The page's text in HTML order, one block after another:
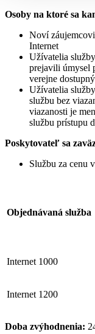
Osoby na ktoré sa
Noví
Internet
Užívatelia
prejavili úmysel
verejne
Užívatelia
službu bez
viazanosti je
službu prístupu
Poskytovateľ sa
Službu za cenu
Objednávaná služba
Internet 1000
Internet 1200
Doba zvýhodnenia: